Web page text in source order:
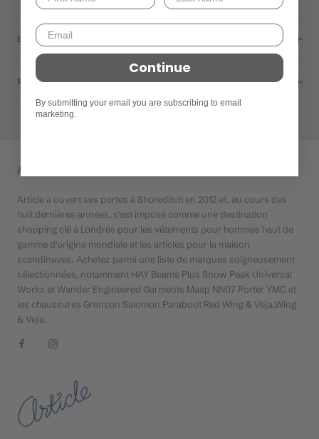
Expédition
Retours et échanges
À propos de l'article.
Article a ouvert ses portes à Shoreditch en 2012 et, au cours des
huit dernières années, s'est imposé comme une destination
shopping clé à Londres pour les vêtements pour hommes haut de
gamme d'origine mondiale et les articles pour la maison
scandinaves. Achetez parmi une liste de marques soigneusement
sélectionnées, notamment HAY Beams Plus Snow Peak Universal
Works et Wander Engineered Garments Maap NN07 Porter YMC et
les chaussures Grenson Salomon Paraboot Red Wing & Veja.Wing
& Veja.
Continue
By submitting your email you are subscribing to email
marketing.